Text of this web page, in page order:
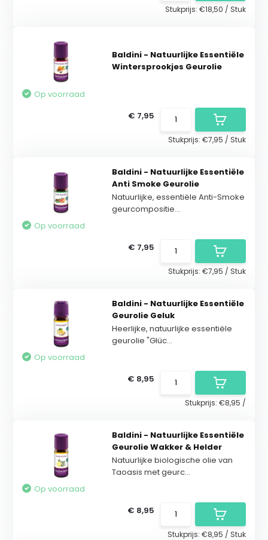
Stukprijs: €18,50 / Stuk
Baldini - Natuurlijke Essentiële
Wintersprookjes Geurolie
Op voorraad
€ 7,95
Stukprijs: €7,95 / Stuk
Baldini - Natuurlijke Essentiële
Anti Smoke Geurolie
Natuurlijke, essentiële Anti-Smoke
geurcompositie...
Op voorraad
€ 7,95
Stukprijs: €7,95 / Stuk
Baldini - Natuurlijke Essentiële
Geurolie Geluk
Heerlijke, natuurlijke essentiële
geurolie "Glüc...
Op voorraad
€ 8,95
Stukprijs: €8,95 /
Baldini - Natuurlijke Essentiële
Geurolie Wakker & Helder
Natuurlijke biologische olie van
Taoasis met geurc...
Op voorraad
€ 8,95
Stukprijs: €8,95 / Stuk